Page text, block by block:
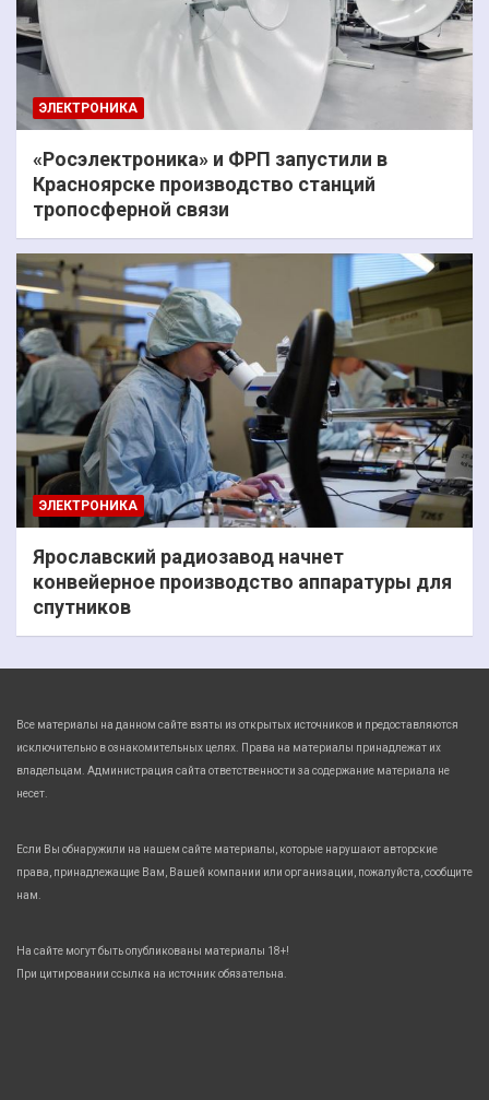
ЭЛЕКТРОНИКА
«Росэлектроника» и ФРП запустили в
Красноярске производство станций
тропосферной связи
ЭЛЕКТРОНИКА
Ярославский радиозавод начнет
конвейерное производство аппаратуры для
спутников
Все материалы на данном сайте взяты из открытых источников и предоставляются
исключительно в ознакомительных целях. Права на материалы принадлежат их
владельцам. Администрация сайта ответственности за содержание материала не
несет.
Если Вы обнаружили на нашем сайте материалы, которые нарушают авторские
права, принадлежащие Вам, Вашей компании или организации, пожалуйста, сообщите
нам.
На сайте могут быть опубликованы материалы 18+!
При цитировании ссылка на источник обязательна.